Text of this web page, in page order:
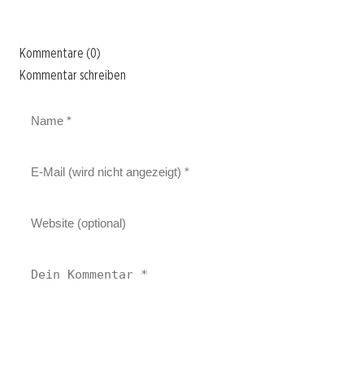
Kommentare (0)
Kommentar schreiben